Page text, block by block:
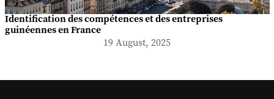
Identification des compétences et des entreprises
guinéennes en France
19 August, 2025